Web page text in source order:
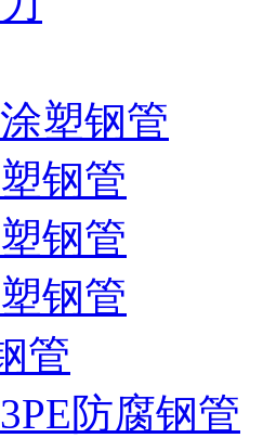
塑钢管
钢管
钢管
钢管
管
防腐钢管